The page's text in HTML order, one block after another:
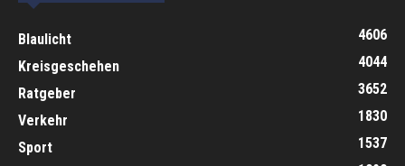
Blaulicht
4606
Kreisgeschehen
4044
Ratgeber
3652
Verkehr
1830
Sport
1537